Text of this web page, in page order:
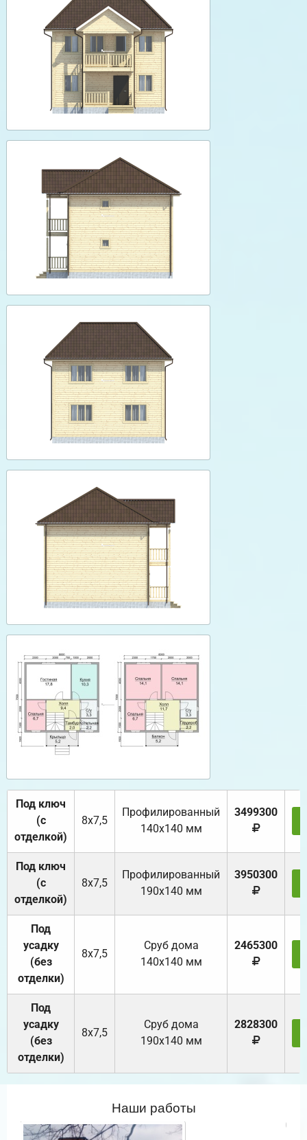
Под ключ
(с
отделкой)
8х7,5
Профилированный
140х140 мм
3499300
Под ключ
(с
отделкой)
8х7,5
Профилированный
190х140 мм
3950300
Под
усадку
(без
отделки)
8х7,5
Cруб дома
140х140 мм
2465300
Под
усадку
(без
отделки)
8х7,5
Cруб дома
190х140 мм
2828300
Наши работы